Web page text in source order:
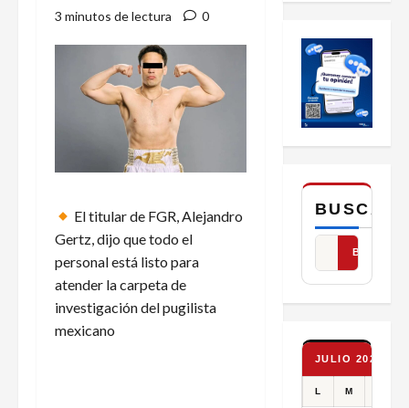
3 minutos de lectura
0
El titular de FGR, Alejandro
Gertz, dijo que todo el
personal está listo para
atender la carpeta de
investigación del pugilista
mexicano
BUSCAR
BUSCAR
JULIO 2025
L M